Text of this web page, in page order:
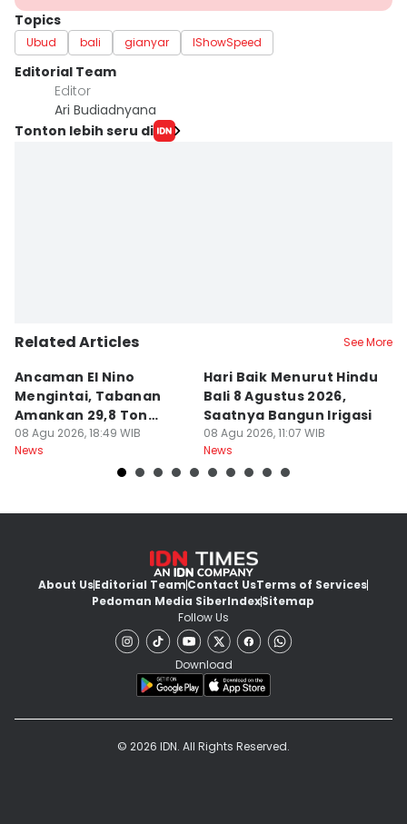
Topics
Ubud bali gianyar IShowSpeed
Editorial Team
Editor
Ari Budiadnyana
Tonton lebih seru di
Related Articles See More
Ancaman El Nino
Mengintai, Tabanan
Amankan 29,8 Ton
Beras
08 Agu 2026, 18:49 WIB
News
Hari Baik Menurut Hindu
Bali 8 Agustus 2026,
Saatnya Bangun Irigasi
08 Agu 2026, 11:07 WIB
News
About UsEditorial TeamContact UsTerms of Services
Pedoman Media SiberIndexSitemap
Follow Us
Download
© 2026 IDN. All Rights Reserved.